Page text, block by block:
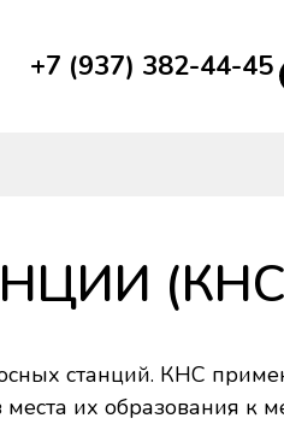
+7 (937) 382-44-45
станций. КНС
их образования к